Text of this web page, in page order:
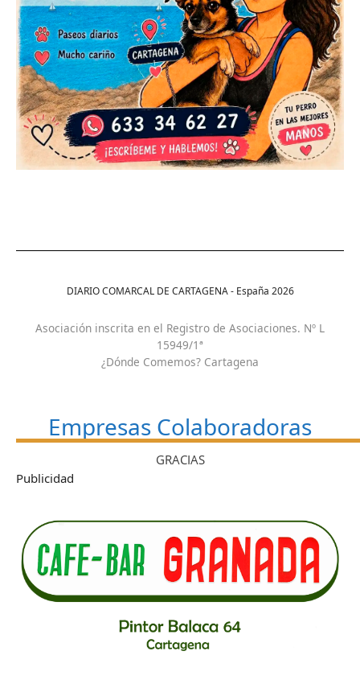
DIARIO COMARCAL DE CARTAGENA - España 2026
Asociación inscrita en el Registro de Asociaciones. Nº L
15949/1ª
¿Dónde Comemos? Cartagena
Empresas Colaboradoras
GRACIAS
Publicidad